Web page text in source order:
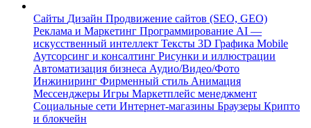
Сайты Дизайн Продвижение сайтов (SEO, GEO)
Реклама и Маркетинг Программирование AI —
искусственный интеллект Тексты 3D Графика Mobile
Аутсорсинг и консалтинг Рисунки и иллюстрации
Автоматизация бизнеса Аудио/Видео/Фото
Инжиниринг Фирменный стиль Анимация
Мессенджеры Игры Маркетплейс менеджмент
Социальные сети Интернет-магазины Браузеры Крипто
и блокчейн